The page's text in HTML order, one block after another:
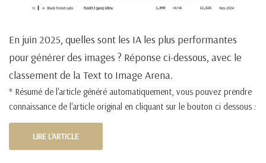
En juin 2025, quelles sont les IA les plus performantes
pour générer des images ? Réponse ci-dessous, avec le
classement de la Text to Image Arena.
* Résumé de l'article généré automatiquement, vous pouvez prendre
connaissance de l'article original en cliquant sur le bouton ci dessous :
LIRE L'ARTICLE